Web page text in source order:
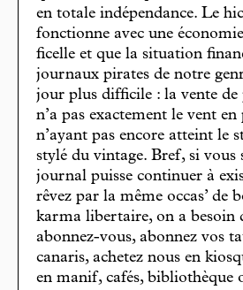
en totale indépendance. Le
fonctionne avec une
ficelle et que la situation
journaux pirates de notre
jour plus difficile : la vente
n’a pas exactement le vent
n’ayant pas encore atteint le
stylé du vintage. Bref, si vous
journal puisse continuer à
rêvez par la même occas’ de
karma libertaire, on a besoin
abonnez-vous, abonnez vos
canaris, achetez nous en
en manif, cafés, bibliothèque